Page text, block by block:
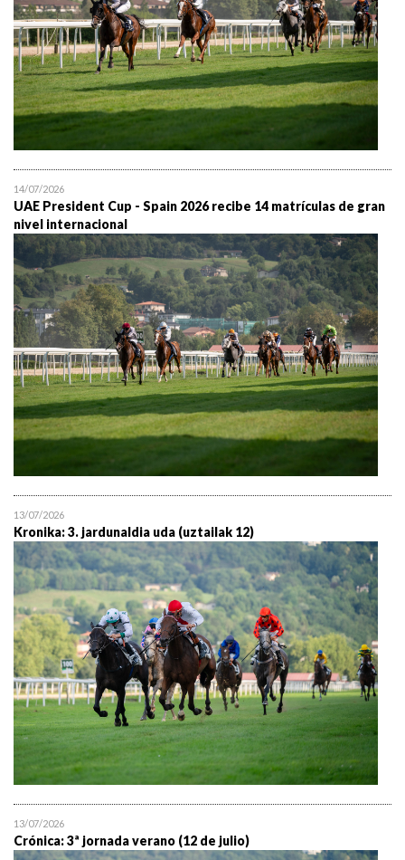
14/07/2026
UAE President Cup - Spain 2026 recibe 14 matrículas de gran
nivel internacional
13/07/2026
Kronika: 3. jardunaldia uda (uztailak 12)
13/07/2026
Crónica: 3ª jornada verano (12 de julio)